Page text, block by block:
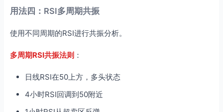
用法四：RSI多周期共振
使用不同周期的RSI进行共振分析。
多周期RSI共振法则 ：
日线RSI在50上方，多头状态
4小时RSI回调到50附近